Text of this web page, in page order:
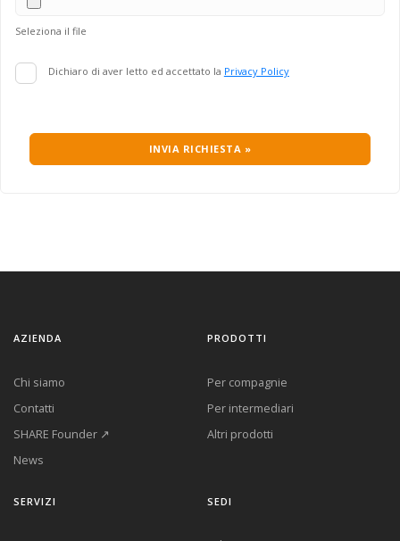
Seleziona il file
Dichiaro di aver letto ed accettato la Privacy Policy
INVIA RICHIESTA »
AZIENDA
Chi siamo
Contatti
SHARE Founder ↗
News
PRODOTTI
Per compagnie
Per intermediari
Altri prodotti
SERVIZI SEDI